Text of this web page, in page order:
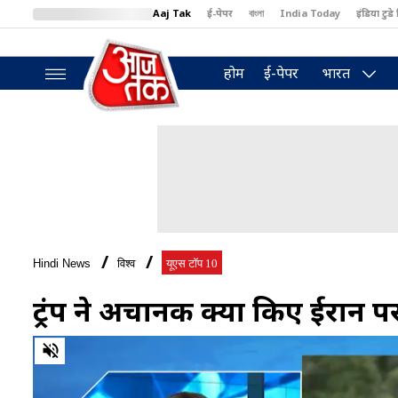
Aaj Tak ई-पेपर বাংলা India Today इंडिया टुडे
BT Bazaar
होम ई-पेपर भारत
Hindi News विश्व यूएस टॉप 10
ट्रंप ने अचानक क्यों किए ईरान
0
of